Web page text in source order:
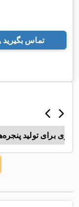
تماس بگیرید
برای تولید